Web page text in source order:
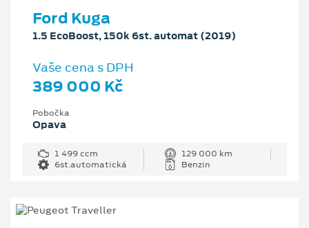
Ford Kuga
1.5 EcoBoost, 150k 6st. automat (2019)
Vaše cena s DPH
389 000 Kč
Pobočka
Opava
1 499 ccm
129 000 km
6st.automatická
Benzin